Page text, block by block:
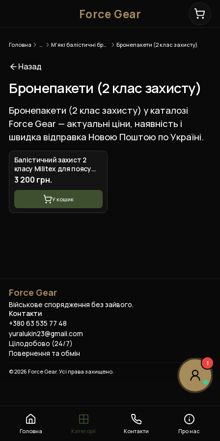
Force Gear
Головна М'які балістичні бронепакети Бронепакети (2 клас захисту)
Назад
Бронепакети (2 клас захисту)
Бронепакети (2 клас захисту) у каталозі
Force Gear — актуальні ціни, наявність і
швидка відправка Новою Поштою по Україні.
Балістичний захист 2
класу Militex для поясу
РПС R-3 — S (84,6*17,7 см)
3 200 грн.
У кошик
Force Gear
Військове спорядження без зайвого.
Контакти
+380 63 535 77 48
yuralukin23@gmail.com
Цілодобово (24/7)
Повернення та обмін
©2026 Force Gear. Усі права захищено.
Головна Категорії Контакти Про нас
1